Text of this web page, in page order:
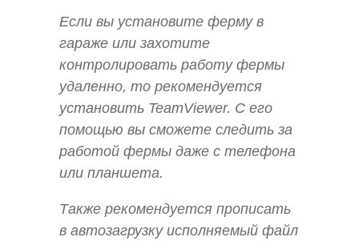
Если вы установите ферму в
гараже или захотите
контролировать работу фермы
удаленно, то рекомендуется
установить TeamViewer. С его
помощью вы сможете следить за
работой фермы даже с телефона
или планшета.
Также рекомендуется прописать
в автозагрузку исполняемый файл